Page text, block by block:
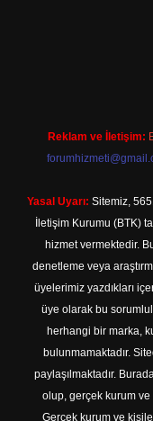
Reklam ve İletişim:
Yasal Uyarı: Sitemiz,
İletişim Kurumu (BTK)
hizmet vermektedir.
denetleme veya
üyelerimiz yazdıkları
üye olarak bu
herhangi bir marka,
bulunmamaktadır.
paylaşılmaktadır.
olup, gerçek kurum ve
Gerçek kurum ve